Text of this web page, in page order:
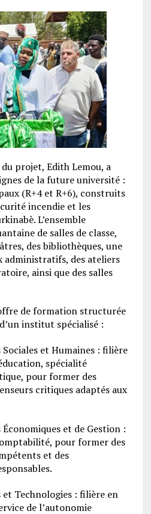
projet, Edith Lemou, a
de la future université :
(R+4 et R+6), construits
incendie et les
L’ensemble
de salles de classe,
des bibliothèques, une
administratifs, des ateliers
ainsi que des salles
de formation structurée
institut spécialisé :
Sociales et Humaines : filière
spécialité
pour former des
critiques adaptés aux
Économiques et de Gestion :
pour former des
et des
et Technologies : filière en
de l’autonomie